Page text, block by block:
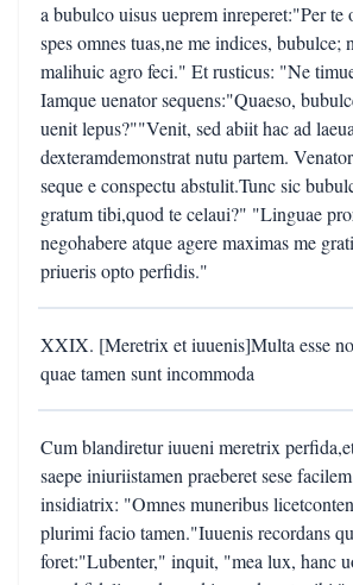
a bubulco uisus ueprem inreperet:"Per te
spes omnes tuas,ne me indices, bubulce;
malihuic agro feci." Et rusticus: "Ne
Iamque uenator sequens:"Quaeso,
uenit lepus?""Venit, sed abiit hac ad
dexteramdemonstrat nutu partem.
seque e conspectu abstulit.Tunc sic
gratum tibi,quod te celaui?" "Linguae
negohabere atque agere maximas me
priueris opto perfidis."
XXIX. [Meretrix et iuuenis]Multa esse
quae tamen sunt incommoda
Cum blandiretur iuueni meretrix
saepe iniuriistamen praeberet sese
insidiatrix: "Omnes muneribus
plurimi facio tamen."Iuuenis recordans
foret:"Lubenter," inquit, "mea lux, hanc